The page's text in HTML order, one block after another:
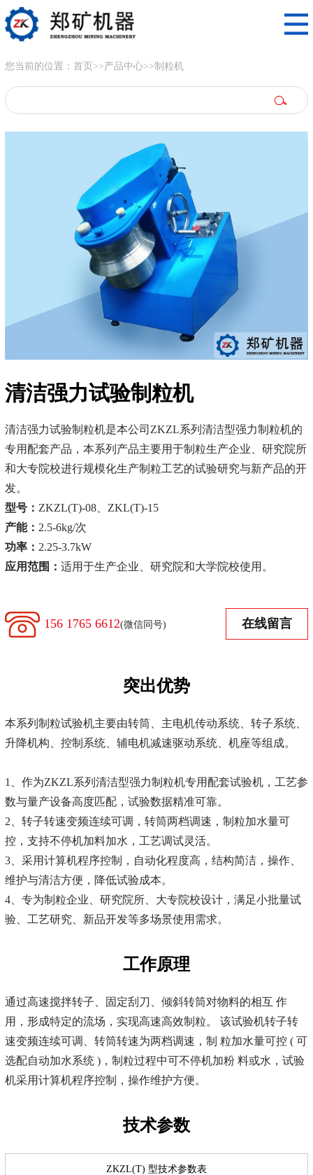
您当前的位置： 首页 >>产品中心>>制粒机
清洁强力试验制粒机
清洁强力试验制粒机是本公司ZKZL系列清洁型强力制粒机的
专用配套产品，本系列产品主要用于制粒生产企业、研究院所
和大专院校进行规模化生产制粒工艺的试验研究与新产品的开
发。
型号： ZKZL(T)-08、ZKL(T)-15
产能： 2.5-6kg/次
功率： 2.25-3.7kW
应用范围： 适用于生产企业、研究院和大学院校使用。
156 1765 6612(微信同号) 在线留言
突出优势
本系列制粒试验机主要由转筒、主电机传动系统、转子系统、
升降机构、控制系统、辅电机减速驱动系统、机座等组成。
1、作为ZKZL系列清洁型强力制粒机专用配套试验机，工艺参
数与量产设备高度匹配，试验数据精准可靠。
2、转子转速变频连续可调，转筒两档调速，制粒加水量可
控，支持不停机加料加水，工艺调试灵活。
3、采用计算机程序控制，自动化程度高，结构简洁，操作、
维护与清洁方便，降低试验成本。
4、专为制粒企业、研究院所、大专院校设计，满足小批量试
验、工艺研究、新品开发等多场景使用需求。
工作原理
通过高速搅拌转子、固定刮刀、倾斜转筒对物料的相互 作
用，形成特定的流场，实现高速高效制粒。 该试验机转子转
速变频连续可调、转筒转速为两档调速，制 粒加水量可控 ( 可
选配自动加水系统 )，制粒过程中可不停机加粉 料或水，试验
机采用计算机程序控制，操作维护方便。
技术参数
ZKZL(T) 型技术参数表